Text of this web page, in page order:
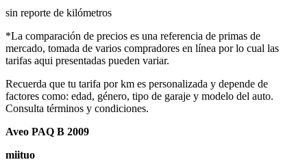
sin reporte de kilómetros
*La comparación de precios es una referencia de primas de
mercado, tomada de varios compradores en línea por lo cual las
tarifas aqui presentadas pueden variar.
Recuerda que tu tarifa por km es personalizada y depende de
factores como: edad, género, tipo de garaje y modelo del auto.
Consulta términos y condiciones.
Aveo PAQ B 2009
miituo